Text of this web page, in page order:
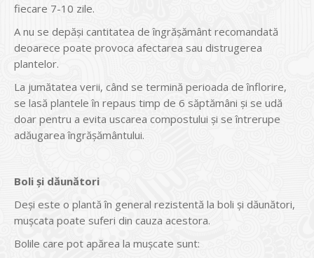
fiecare 7-10 zile.
A nu se depăși cantitatea de îngrășământ recomandată
deoarece poate provoca afectarea sau distrugerea
plantelor.
La jumătatea verii, când se termină perioada de înflorire,
se lasă plantele în repaus timp de 6 săptămâni și se udă
doar pentru a evita uscarea compostului și se întrerupe
adăugarea îngrășământului.
Boli și dăunători
Deși este o plantă în general rezistentă la boli și dăunători,
mușcata poate suferi din cauza acestora.
Bolile care pot apărea la mușcate sunt: